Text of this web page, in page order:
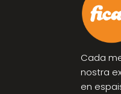
Cada
nostra
en